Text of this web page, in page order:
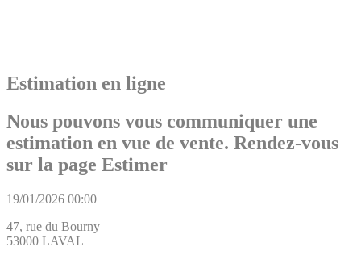
Estimation en ligne
Nous pouvons vous communiquer une
estimation en vue de vente. Rendez-vous
sur la page Estimer
19/01/2026 00:00
47, rue du Bourny
53000 LAVAL